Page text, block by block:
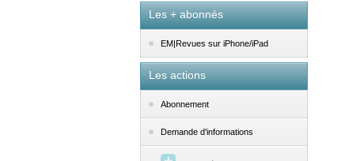
Les + abonnés
EM|Revues sur iPhone/iPad
Les actions
Abonnement
Demande d'informations